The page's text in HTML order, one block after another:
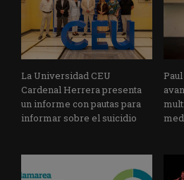
La Universidad CEU
Cardenal Herrera presenta
un informe con pautas para
informar sobre el suicidio